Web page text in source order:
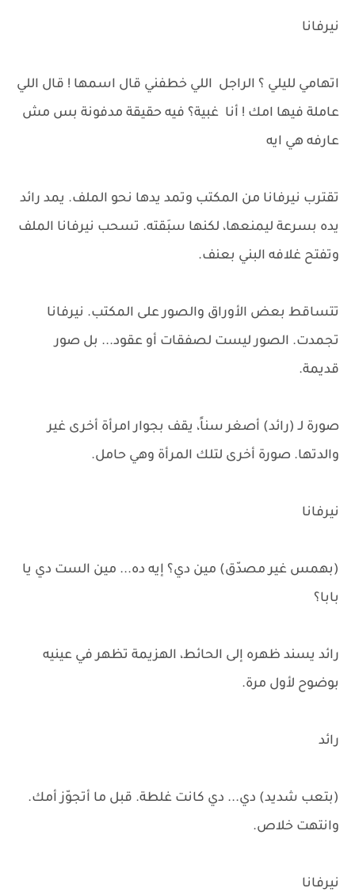
نيرفانا
اتهامي لليلي ؟ الراجل اللي خطفني قال اسمها ! قال اللي
عاملة فيها امك ! أنا غبية؟ فيه حقيقة مدفونة بس مش
عارفه هي ايه
تقترب نيرفانا من المكتب وتمد يدها نحو الملف. يمد رائد
يده بسرعة ليمنعها، لكنها سبَقته. تسحب نيرفانا الملف
وتفتح غلافه البني بعنف.
تتساقط بعض الأوراق والصور على المكتب. نيرفانا
تجمدت. الصور ليست لصفقات أو عقود... بل صور
قديمة.
صورة لـ (رائد) أصغر سناً، يقف بجوار امرأة أخرى غير
والدتها. صورة أخرى لتلك المرأة وهي حامل.
نيرفانا
(بهمس غير مصدّق) مين دي؟ إيه ده... مين الست دي يا
بابا؟
رائد يسند ظهره إلى الحائط، الهزيمة تظهر في عينيه
بوضوح لأول مرة.
رائد
(بتعب شديد) دي... دي كانت غلطة. قبل ما أتجوّز أمك.
وانتهت خلاص.
نيرفانا